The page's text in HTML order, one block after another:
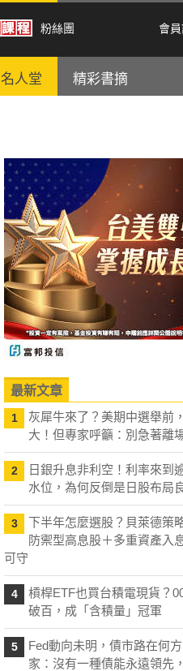
粉絲團 會
名人堂 精彩書摘
最新文章
1
灰犀牛來了？美期中選舉前
大！但專家呼籲：別急著離
2
日銀升息非利空！利率來到
水位，為何反倒是日股布局
3
下半年怎麼選股？貝萊德策
防禦型高息股＋多重資產入
可守
4
槓桿ETF也買台積電現貨？
破百，成「含積量」冠軍
5
Fed動向未明，債市路在何
家：沒有一種債能永遠領先